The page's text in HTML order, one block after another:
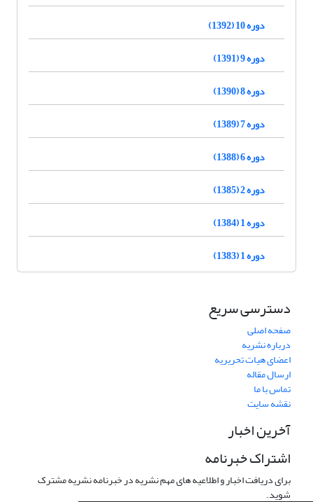
دوره 10 (1392)
دوره 9 (1391)
دوره 8 (1390)
دوره 7 (1389)
دوره 6 (1388)
دوره 2 (1385)
دوره 1 (1384)
دوره 1 (1383)
دسترسی سریع
صفحه اصلی
درباره نشریه
اعضای هیات تحریریه
ارسال مقاله
تماس با ما
نقشه سایت
آخرین اخبار
اشتراک خبرنامه
برای دریافت اخبار و اطلاعیه های مهم نشریه در خبرنامه نشریه مشترک
شوید.